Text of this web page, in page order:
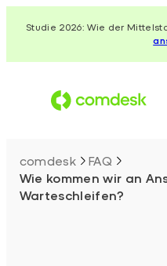
InhaltStudie 2026: Wie der
comdesk
FAQ
Wie kommen wir an
Warteschleifen?